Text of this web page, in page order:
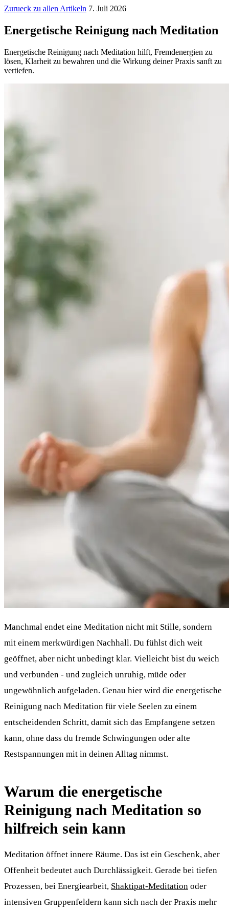
Zurueck zu allen Artikeln 7. Juli 2026
Energetische Reinigung nach Meditation
Energetische Reinigung nach Meditation hilft, Fremdenergien zu
lösen, Klarheit zu bewahren und die Wirkung deiner Praxis sanft zu
vertiefen.
Manchmal endet eine Meditation nicht mit Stille, sondern
mit einem merkwürdigen Nachhall. Du fühlst dich weit
geöffnet, aber nicht unbedingt klar. Vielleicht bist du weich
und verbunden - und zugleich unruhig, müde oder
ungewöhnlich aufgeladen. Genau hier wird die energetische
Reinigung nach Meditation für viele Seelen zu einem
entscheidenden Schritt, damit sich das Empfangene setzen
kann, ohne dass du fremde Schwingungen oder alte
Restspannungen mit in deinen Alltag nimmst.
Warum die energetische
Reinigung nach Meditation so
hilfreich sein kann
Meditation öffnet innere Räume. Das ist ein Geschenk, aber
Offenheit bedeutet auch Durchlässigkeit. Gerade bei tiefen
Prozessen, bei Energiearbeit, Shaktipat-Meditation oder
intensiven Gruppenfeldern kann sich nach der Praxis mehr